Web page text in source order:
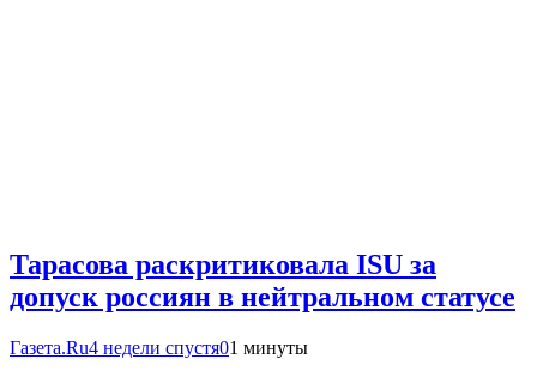
Тарасова раскритиковала ISU за
допуск россиян в нейтральном статусе
Газета.Ru4 недели спустя01 минуты